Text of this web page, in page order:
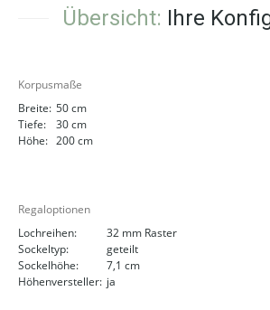
Übersicht: Ihre
Korpusmaße
Breite: 50 cm
Tiefe:
30 cm
Höhe: 200 cm
Regaloptionen
Lochreihen:
32 mm Raster
Sockeltyp:
geteilt
Sockelhöhe:
7,1 cm
Höhenversteller: ja